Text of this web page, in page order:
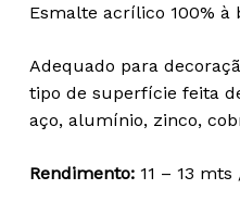
Esmalte acrílico 100% à
Adequado para
tipo de superfície feita
aço, alumínio, zinco,
Rendimento:11 – 13 mts